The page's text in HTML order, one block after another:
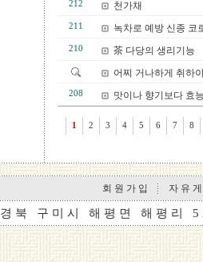
212 천가채
211 녹차로 예방 신종 코
210
茶 다당의 생리기능
어찌 거나하게 취하
208 맛이나 향기보다 효
1 2 3 4 5 6 7 8
회 원 가 입 자 유
경 북 구 미 시 해 평 면 해 평